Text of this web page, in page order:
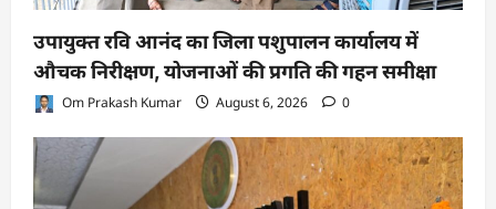
उपायुक्त रवि आनंद का जिला पशुपालन कार्यालय में
औचक निरीक्षण, योजनाओं की प्रगति की गहन समीक्षा
Om Prakash Kumar August 6, 2026 0